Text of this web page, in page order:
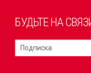
БУДЬТЕ НА